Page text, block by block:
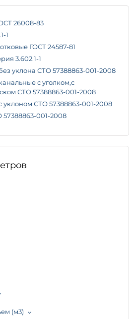
26008-83
1
ГОСТ 24587-81
3.602.1-1
уклона СТО 57388863-001-2008
с уголком,с
СТО 57388863-001-2008
уклоном СТО 57388863-001-2008
57388863-001-2008
(м3)